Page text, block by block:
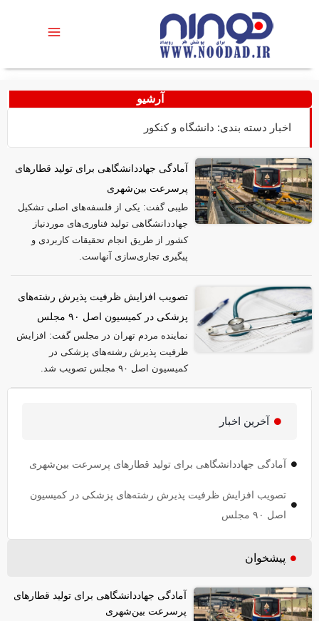
آرشیو
اخبار دسته بندی: دانشگاه و کنکور
آمادگی جهاددانشگاهی برای تولید قطار‌های
پرسرعت بین‌شهری
طیبی گفت: یکی از فلسفه‌های اصلی تشکیل
جهاددانشگاهی تولید فناوری‌های موردنیاز
کشور از طریق انجام تحقیقات کاربردی و
پیگیری تجاری‌سازی آنهاست.
تصویب افزایش ظرفیت پذیرش رشته‌های
پزشکی در کمیسیون اصل ۹۰ مجلس
نماینده مردم تهران در مجلس گفت: افزایش
ظرفیت پذیرش رشته‌های پزشکی در
کمیسیون اصل ۹۰ مجلس تصویب شد.
آخرین اخبار
آمادگی جهاددانشگاهی برای تولید قطار‌های پرسرعت بین‌شهری
تصویب افزایش ظرفیت پذیرش رشته‌های پزشکی در کمیسیون
اصل ۹۰ مجلس
پیشخوان
آمادگی جهاددانشگاهی برای تولید قطار‌های
پرسرعت بین‌شهری